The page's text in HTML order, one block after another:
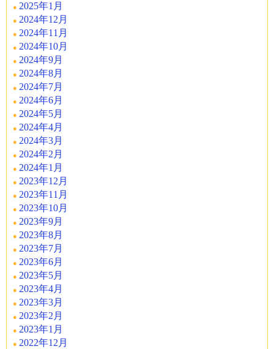
2025年1月
2024年12月
2024年11月
2024年10月
2024年9月
2024年8月
2024年7月
2024年6月
2024年5月
2024年4月
2024年3月
2024年2月
2024年1月
2023年12月
2023年11月
2023年10月
2023年9月
2023年8月
2023年7月
2023年6月
2023年5月
2023年4月
2023年3月
2023年2月
2023年1月
2022年12月